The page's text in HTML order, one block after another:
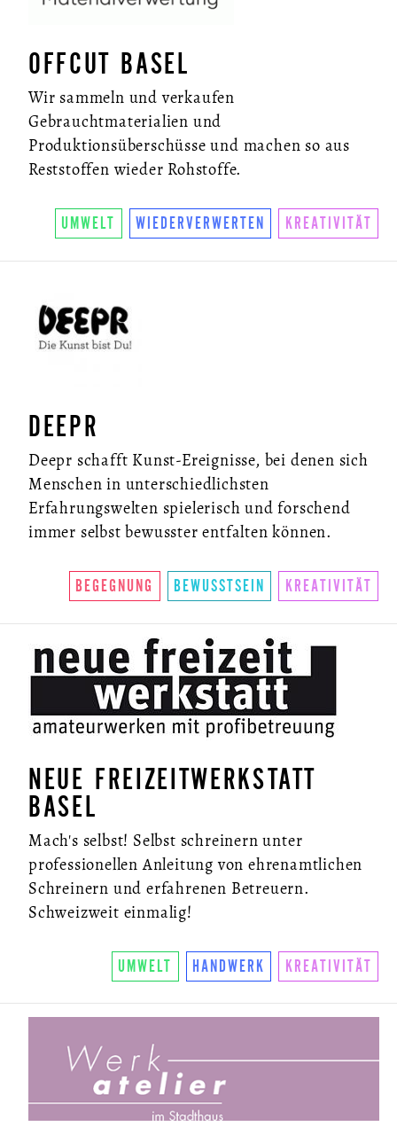
ÜBER UNS
WANDEL
VEREIN
OFFCUT BASEL
Wir sammeln und verkaufen
Gebrauchtmaterialien und
Produktionsüberschüsse und machen so aus
Reststoffen wieder Rohstoffe.
UMWELT WIEDERVERWERTEN KREATIVITÄT
DEEPR
Deepr schafft Kunst-Ereignisse, bei denen sich
Menschen in unterschiedlichsten
Erfahrungswelten spielerisch und forschend
immer selbst bewusster entfalten können.
BEGEGNUNG BEWUSSTSEIN KREATIVITÄT
NEUE FREIZEITWERKSTATT
BASEL
Mach's selbst! Selbst schreinern unter
professionellen Anleitung von ehrenamtlichen
Schreinern und erfahrenen Betreuern.
Schweizweit einmalig!
UMWELT HANDWERK KREATIVITÄT